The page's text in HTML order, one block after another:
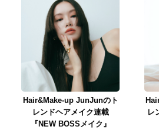
Hair&Make-up JunJunのト
レンドヘアメイク連載
『NEW BOSSメイク』
レ